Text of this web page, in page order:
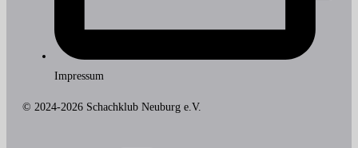
Impressum
© 2024-2026 Schachklub Neuburg e.V.